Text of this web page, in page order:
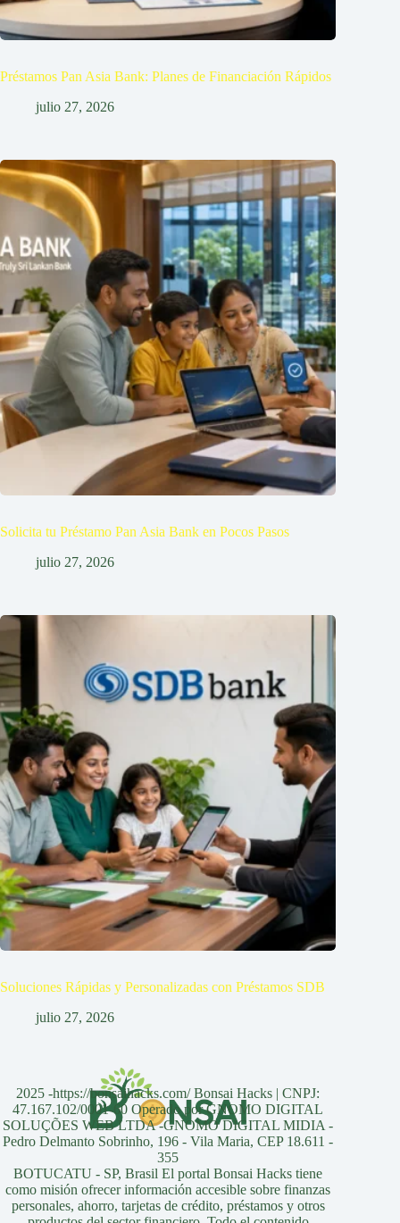
Préstamos Pan Asia Bank: Planes de Financiación Rápidos
julio 27, 2026
Solicita tu Préstamo Pan Asia Bank en Pocos Pasos
julio 27, 2026
Soluciones Rápidas y Personalizadas con Préstamos SDB
julio 27, 2026
2025 -https://bonsaihacks.com/ Bonsai Hacks | CNPJ:
47.167.102/0001-60 Operado por GNOMO DIGITAL
SOLUÇÕES WEB LTDA -GNOMO DIGITAL MIDIA -
Pedro Delmanto Sobrinho, 196 - Vila Maria, CEP 18.611 -
355
BOTUCATU - SP, Brasil El portal Bonsai Hacks tiene
como misión ofrecer información accesible sobre finanzas
personales, ahorro, tarjetas de crédito, préstamos y otros